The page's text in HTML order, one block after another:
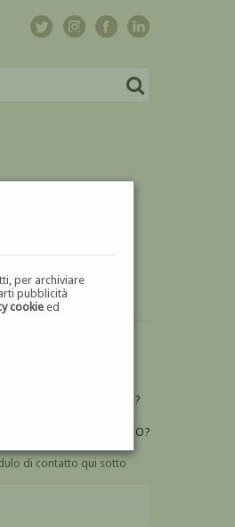
per archiviare
pubblicità
cookie ed
DI GIUSEPPE SPIRITO?
DI GIUSEPPE SPIRITO?
di contatto qui sotto